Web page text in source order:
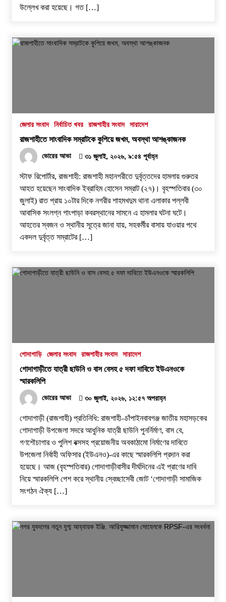
উল্লেখ করা হয়েছে। ​গত […]
জেলার সংবাদ নির্বাচিত খবর রাজশাহীর সংবাদ সারাদেশ
রাজশাহীতে সাংবাদিক সম্রাটকে কুপিয়ে জখম, অবস্থা আশঙ্কাজনক
ভোরের আভা ৩১ জুলাই, ২০২৬, ৯:৫৪ পূর্বাহ্ন
স্টাফ রিপোর্টার, রাজশাহী: রাজশাহী মহানগরীতে দুর্বৃত্তদের হামলায় গুরুতর
আহত হয়েছেন সাংবাদিক ইব্রাহিম হোসেন সম্রাট (২৭)। বৃহস্পতিবার (৩০
জুলাই) রাত প্রায় ১০টার দিকে নগরীর শাহমখদুম থানা এলাকার পল্লবী
আবাসিক সংলগ্ন গাংপাড়া কবরস্থানের সামনে এ হামলার ঘটনা ঘটে।
আহতের স্বজন ও স্থানীয় সূত্রে জানা যায়, সহকর্মীর বাসায় যাওয়ার পথে
একদল দুর্বৃত্ত সম্রাটের […]
গোদাগাড়ি জেলার সংবাদ রাজশাহীর সংবাদ সারাদেশ
গোদাগাড়ীতে যাত্রী ছাউনি ও বাস বেসহ ৫ দফা দাবিতে ইউএনওকে
স্মারকলিপি
ভোরের আভা ৩০ জুলাই, ২০২৬, ১২:৫৭ অপরাহ্ন
গোদাগাড়ী (রাজশাহী) প্রতিনিধি: রাজশাহী–চাঁপাইনবাবগঞ্জ জাতীয় মহাসড়কের
গোদাগাড়ী উপজেলা সদরে আধুনিক যাত্রী ছাউনি পুনর্নির্মাণ, বাস বে,
গণশৌচাগার ও পুলিশ বক্সসহ প্রয়োজনীয় অবকাঠামো নির্মাণের দাবিতে
উপজেলা নির্বাহী অফিসার (ইউএনও)-এর কাছে স্মারকলিপি প্রদান করা
হয়েছে। ​আজ (বৃহস্পতিবার) গোদাগাড়ীবাসীর দীর্ঘদিনের এই প্রাণের দাবি
নিয়ে স্মারকলিপি পেশ করে স্থানীয় স্বেচ্ছাসেবী জোট ‘গোদাগাড়ী সামাজিক
সংগঠন ঐক্য […]